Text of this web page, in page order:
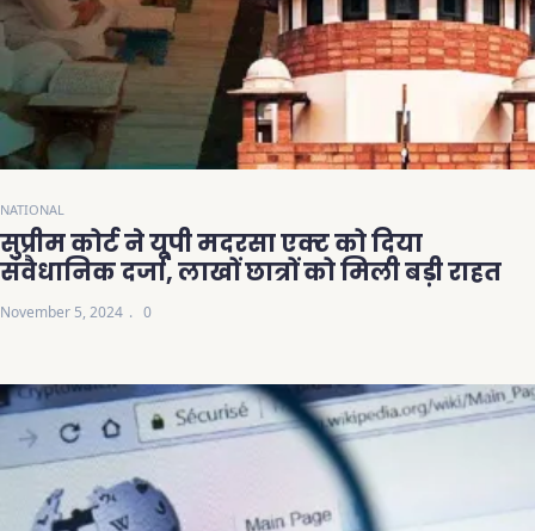
NATIONAL
सुप्रीम कोर्ट ने यूपी मदरसा एक्ट को दिया
संवैधानिक दर्जा, लाखों छात्रों को मिली बड़ी राहत
November 5, 2024 0